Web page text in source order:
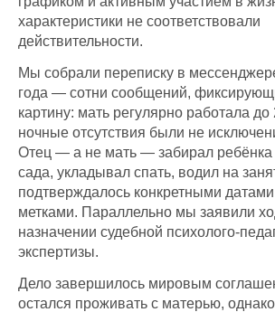
характеристики не соответствовали
действительности.
Мы собрали переписку в
года — сотни сообщений,
картину: мать регулярно работала
ночные отсутствия были не
Отец — а не мать — забирал ребёнка
сада, укладывал спать, водил на
подтверждалось конкретными
метками. Параллельно мы заявили
назначении судебной психолого-
экспертизы.
Дело завершилось мировым
остался проживать с матерью,